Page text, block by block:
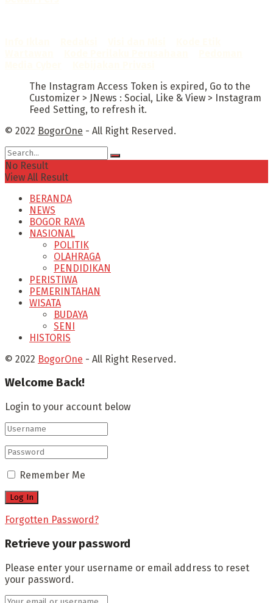
The Instagram Access Token is expired, Go to the
Customizer > JNews : Social, Like & View > Instagram
Feed Setting, to refresh it.
© 2022 BogorOne - All Right Reserved.
No Result
View All Result
BERANDA
NEWS
BOGOR RAYA
NASIONAL
POLITIK
OLAHRAGA
PENDIDIKAN
PERISTIWA
PEMERINTAHAN
WISATA
BUDAYA
SENI
HISTORIS
© 2022 BogorOne - All Right Reserved.
Welcome Back!
Login to your account below
Remember Me
Forgotten Password?
Retrieve your password
Please enter your username or email address to reset
your password.